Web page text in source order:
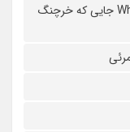
دانلود فیلم Where the Crawdads Sing 2022 جایی که خرچنگ